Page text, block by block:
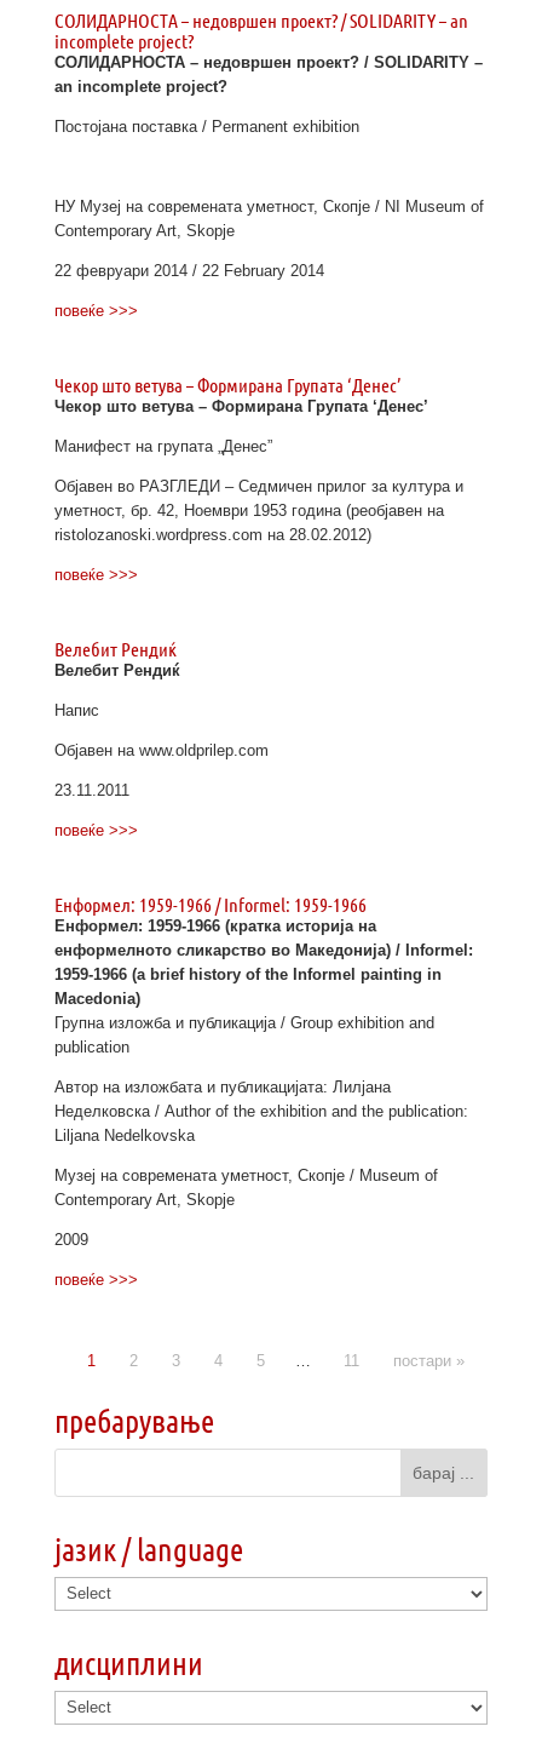
СОЛИДАРНОСТА – недовршен проект? / SOLIDARITY – an
incomplete project?
СОЛИДАРНОСТА – недовршен проект? / SOLIDARITY –
an incomplete project?
Постојана поставка / Permanent exhibition
НУ Музеј на современата уметност, Скопје / NI Museum of
Contemporary Art, Skopje
22 февруари 2014 / 22 February 2014
повеќе >>>
Чекор што ветува – Формирана Групата ‘Денес’
Чекор што ветува – Формирана Групата ‘Денес’
Манифест на групата „Денес”
Објавен во РАЗГЛЕДИ – Седмичен прилог за култура и
уметност, бр. 42, Ноември 1953 година (реобјавен на
ristolozanoski.wordpress.com на 28.02.2012)
повеќе >>>
Велебит Рендиќ
Велебит Рендиќ
Напис
Објавен на www.oldprilep.com
23.11.2011
повеќе >>>
Енформел: 1959-1966 / Informel: 1959-1966
Енформел: 1959-1966 (кратка историја на
енформелното сликарство во Македонија) / Informel:
1959-1966 (a brief history of the Informel painting in
Macedonia)
Групна изложба и публикација / Group exhibition and
publication
Автор на изложбата и публикацијата: Лилјана
Неделковска / Author of the exhibition and the publication:
Liljana Nedelkovska
Музеј на современата уметност, Скопје / Museum of
Contemporary Art, Skopje
2009
повеќе >>>
1 2 3 4 5 11 постари »
пребарување
јазик / language
дисциплини